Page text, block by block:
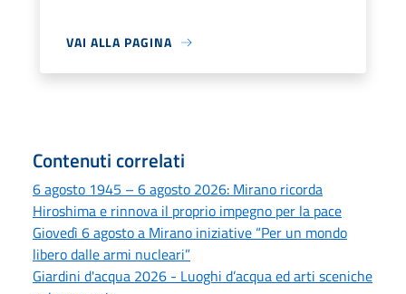
VAI ALLA PAGINA
Contenuti correlati
6 agosto 1945 – 6 agosto 2026: Mirano ricorda
Hiroshima e rinnova il proprio impegno per la pace
Giovedì 6 agosto a Mirano iniziative “Per un mondo
libero dalle armi nucleari”
Giardini d'acqua 2026 - Luoghi d’acqua ed arti sceniche